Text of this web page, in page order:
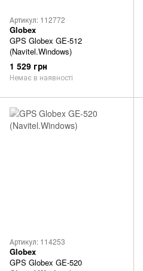
Артикул: 112772
Globex
GPS Globex GE-512
(Navitel.Windows)
1 529 грн
Немає в наявності
Артикул: 114253
Globex
GPS Globex GE-520